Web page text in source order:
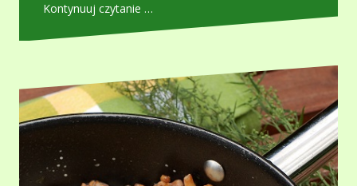
Kontynuuj czytanie …